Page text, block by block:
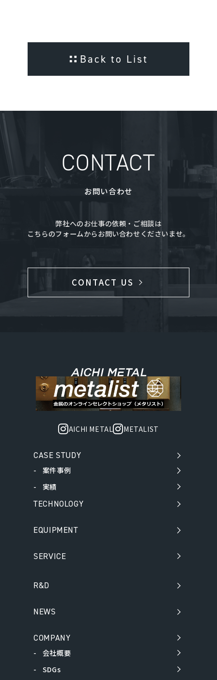
Back to List
CONTACT
お問い合わせ
弊社へのお仕事の依頼・ご相談は
こちらのフォームからお問い合わせくださいませ。
CONTACT US
AICHI METAL METALIST
CASE STUDY
案件事例
実績
TECHNOLOGY
EQUIPMENT
SERVICE
R&D
NEWS
COMPANY
会社概要
SDGs